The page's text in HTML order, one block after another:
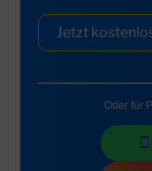
Jetzt
Oder für